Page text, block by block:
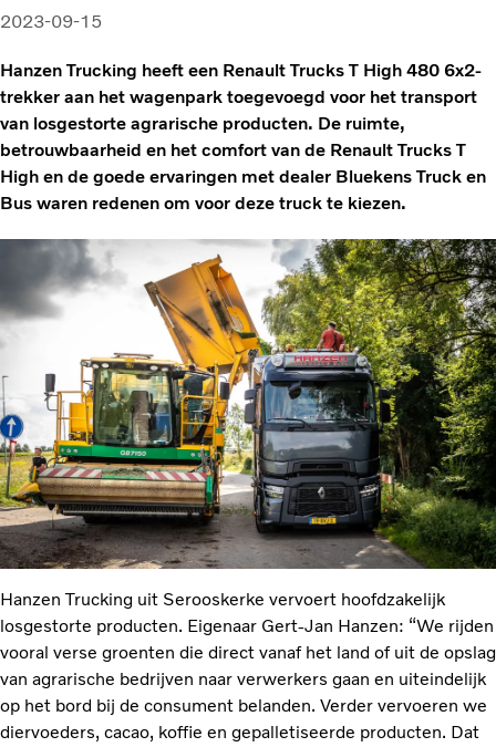
2023-09-15
Hanzen Trucking heeft een Renault Trucks T High 480 6x2-
trekker aan het wagenpark toegevoegd voor het transport
van losgestorte agrarische producten. De ruimte,
betrouwbaarheid en het comfort van de Renault Trucks T
High en de goede ervaringen met dealer Bluekens Truck en
Bus waren redenen om voor deze truck te kiezen.
Hanzen Trucking uit Serooskerke vervoert hoofdzakelijk
losgestorte producten. Eigenaar Gert-Jan Hanzen: “We rijden
vooral verse groenten die direct vanaf het land of uit de opslag
van agrarische bedrijven naar verwerkers gaan en uiteindelijk
op het bord bij de consument belanden. Verder vervoeren we
diervoeders, cacao, koffie en gepalletiseerde producten. Dat